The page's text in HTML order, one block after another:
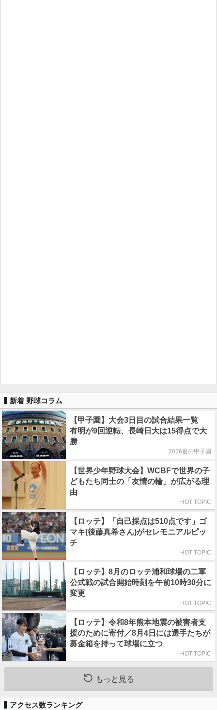
新着 野球コラム
【甲子園】大会3日目の試合結果一覧
有明が9回逆転、長崎日大は15得点で大
勝
2026夏の甲子園
【世界少年野球大会】WCBFで世界の子
どもたち同士の「友情の輪」が広がる理
由
HOT TOPIC
【ロッテ】「自己採点は510点です」ゴ
マキ(後藤真希さん)がセレモニアルピッ
チ
HOT TOPIC
【ロッテ】8月のロッテ浦和球場の二軍
公式戦の試合開始時刻を午前10時30分に
変更
HOT TOPIC
【ロッテ】令和8年熊本地震の被害者支
援のために寄付／8月4日には選手たちが
募金箱を持って球場に立つ
HOT TOPIC
もっと見る
アクセス数ランキング